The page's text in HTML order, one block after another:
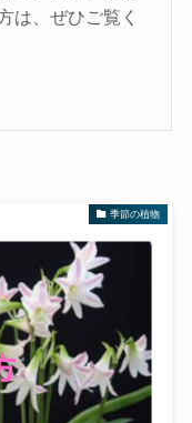
は、ぜひご覧く
季節の植物